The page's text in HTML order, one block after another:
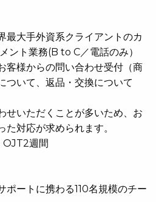
最大手外資系クライアントのカ
ント業務(B to C／電話のみ）
客様からの問い合わせ受付（商
ついて、返品・交換について
せいただくことが多いため、お
対応が求められます。
OJT2週間
ポートに携わる110名規模のチー